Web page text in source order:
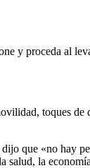
y proceda al
toques de
que «no hay
salud, la